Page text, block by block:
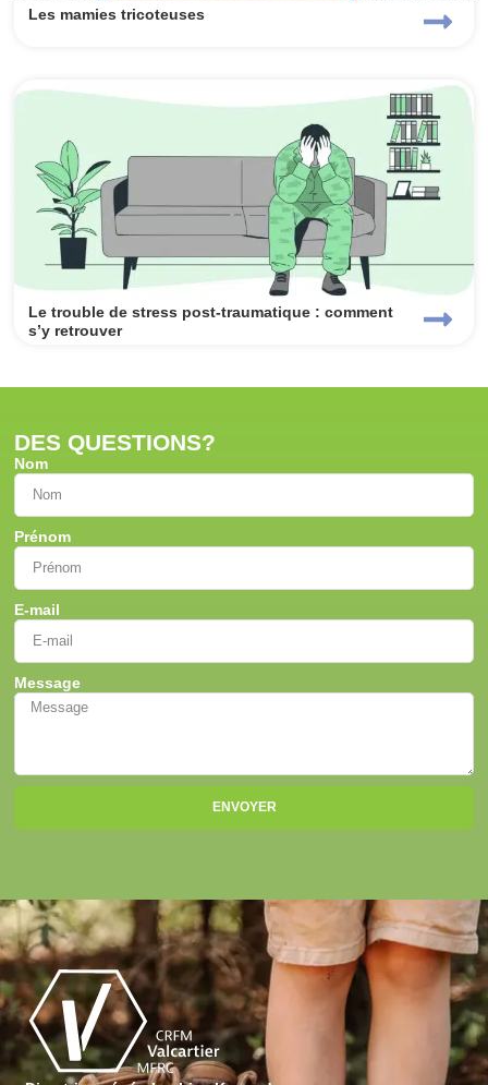
Les mamies tricoteuses
Le trouble de stress post-traumatique : comment
s’y retrouver
DES QUESTIONS?
Nom
Prénom
E-mail
Message
ENVOYER